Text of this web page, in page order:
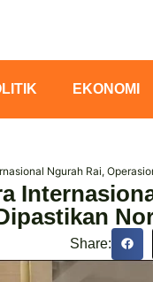
EKONOMI
Ngurah Rai,
Share: